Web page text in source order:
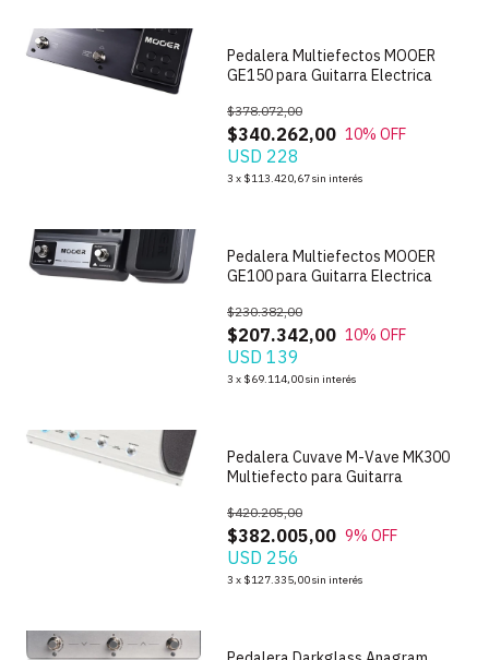
Pedalera Multiefectos MOOER
GE150 para Guitarra Electrica
$340.262,00
$378.072,00
10% OFF
USD 228
3 x $113.420,67sin interés
Pedalera Multiefectos MOOER
GE100 para Guitarra Electrica
$207.342,00
$230.382,00
10% OFF
USD 139
3 x $69.114,00sin interés
Pedalera Cuvave M-Vave MK300
Multiefecto para Guitarra
$382.005,00
$420.205,00
9% OFF
USD 256
3 x $127.335,00sin interés